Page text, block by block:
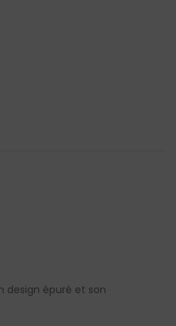
design épuré et son